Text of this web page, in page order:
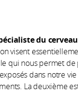
du
visent
qui nous permet
dans notre
La deuxième